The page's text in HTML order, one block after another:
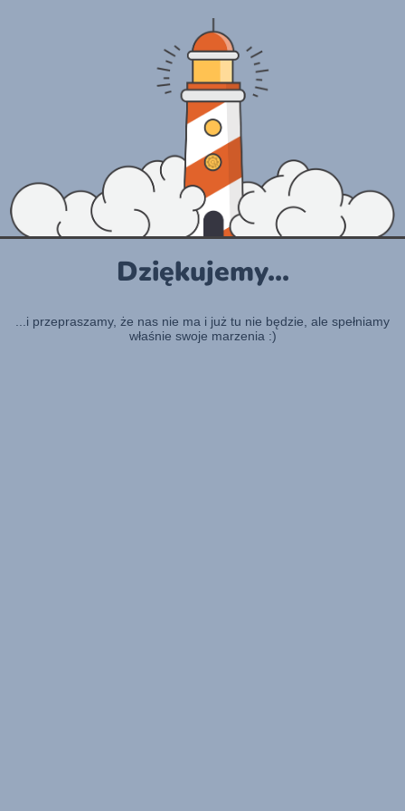
Dziękujemy...
...i przepraszamy, że nas nie ma i już tu nie będzie, ale spełniamy
właśnie swoje marzenia :)